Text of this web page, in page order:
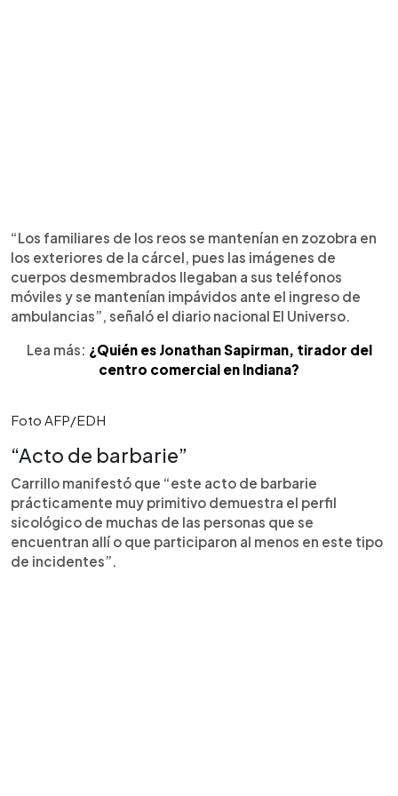
“Los familiares de los reos se mantenían en zozobra en
los exteriores de la cárcel, pues las imágenes de
cuerpos desmembrados llegaban a sus teléfonos
móviles y se mantenían impávidos ante el ingreso de
ambulancias”, señaló el diario nacional El Universo.
Lea más: ¿Quién es Jonathan Sapirman, tirador del
centro comercial en Indiana?
Foto AFP/EDH
“Acto de barbarie”
Carrillo manifestó que “este acto de barbarie
prácticamente muy primitivo demuestra el perfil
sicológico de muchas de las personas que se
encuentran allí o que participaron al menos en este tipo
de incidentes”.